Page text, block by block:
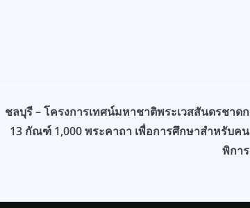
ชลบุรี – โครงการเทศน์มหาชาติพระเวสสันดรชาดก
13 กัณฑ์ 1,000 พระคาถา เพื่อการศึกษาสำหรับคน
พิการ